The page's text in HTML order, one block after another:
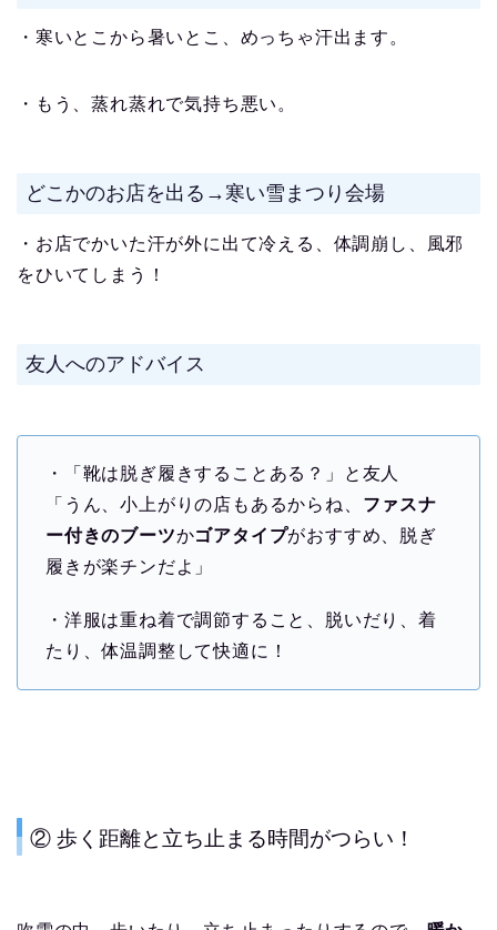
・寒いとこから暑いとこ、めっちゃ汗出ます。
・もう、蒸れ蒸れで気持ち悪い。
どこかのお店を出る→寒い雪まつり会場
・お店でかいた汗が外に出て冷える、体調崩し、風邪
をひいてしまう！
友人へのアドバイス
・「靴は脱ぎ履きすることある？」と友人
「うん、小上がりの店もあるからね、 ファスナ
ー付きのブーツかゴアタイプがおすすめ、脱ぎ
履きが楽チンだよ」
・洋服は重ね着で調節すること、脱いだり、着
たり、体温調整して快適に！
② 歩く距離と立ち止まる時間がつらい！